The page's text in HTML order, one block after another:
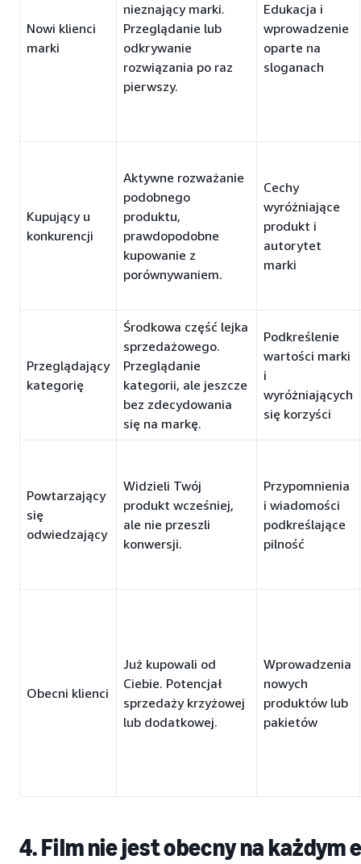
Nowi klienci
marki
nieznający marki.
Przeglądanie lub
odkrywanie
rozwiązania po raz
pierwszy.
Edukacja i
wprowadzenie
oparte na
sloganach
Kupujący u
konkurencji
Aktywne rozważanie
podobnego
produktu,
prawdopodobne
kupowanie z
porównywaniem.
Cechy
wyróżniające
produkt i
autorytet
marki
Przeglądający
kategorię
Środkowa część lejka
sprzedażowego.
Przeglądanie
kategorii, ale jeszcze
bez zdecydowania
się na markę.
Podkreślenie
wartości marki
i
wyróżniających
się korzyści
Powtarzający
się
odwiedzający
Widzieli Twój
produkt wcześniej,
ale nie przeszli
konwersji.
Przypomnienia
i wiadomości
podkreślające
pilność
Obecni klienci
Już kupowali od
Ciebie. Potencjał
sprzedaży krzyżowej
lub dodatkowej.
Wprowadzenia
nowych
produktów lub
pakietów
4. Film nie jest obecny na każdym